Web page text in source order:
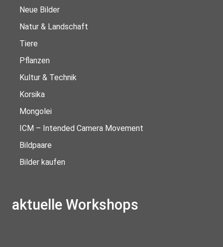
Neue Bilder
Natur & Landschaft
Tiere
Pflanzen
Kultur & Technik
Korsika
Mongolei
ICM – Intended Camera Movement
Bildpaare
Bilder kaufen
aktuelle Workshops